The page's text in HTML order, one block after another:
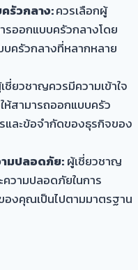
รัวกลาง:ควรเลือกผู้
ออกแบบครัวกลางโดย
บครัวกลางที่หลากหลาย
ชี่ยวชาญควรมีความเข้าใจ
ห้สามารถออกแบบครัว
ละข้อจำกัดของธุรกิจของ
มปลอดภัย:ผู้เชี่ยวชาญ
วามปลอดภัยในการ
องคุณเป็นไปตามมาตรฐาน